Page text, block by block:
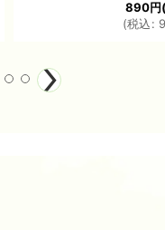
890円
(税込: